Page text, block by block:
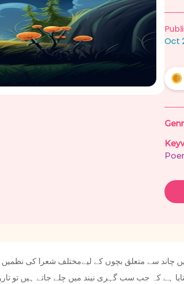
Oct
چاند سے متعلق بچوں کے لیےمختلف شعرا کی
ہے کہ جب سب گہری نیند میں چلے جاتے ہیں تو